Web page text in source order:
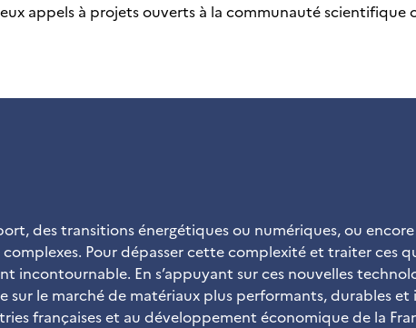
appels à projets ouverts à la communauté scientifique
des transitions énergétiques ou numériques, ou
complexes. Pour dépasser cette complexité et traiter ces
incontournable. En s’appuyant sur ces nouvelles
sur le marché de matériaux plus performants, durables
françaises et au développement économique de la